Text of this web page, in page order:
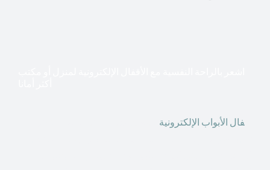
فال الأبواب الإلكترونية